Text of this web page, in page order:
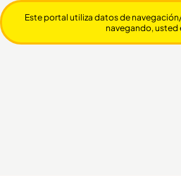
Este portal utiliza datos de
navegando,